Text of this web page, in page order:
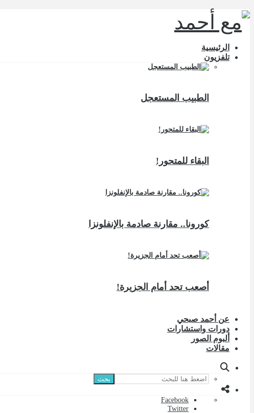
الرئيسية
تلفزيون
الطبيب المستعجل
البقاء للمتحور!
كورونا.. مقارنة صادمة بالإنفلونزا
أصعب تحد أمام الجزيرة!
عن أحمد صبحي
دورات واستشارات
ألبوم الصور
مقالات
بحث
Facebook
Twitter